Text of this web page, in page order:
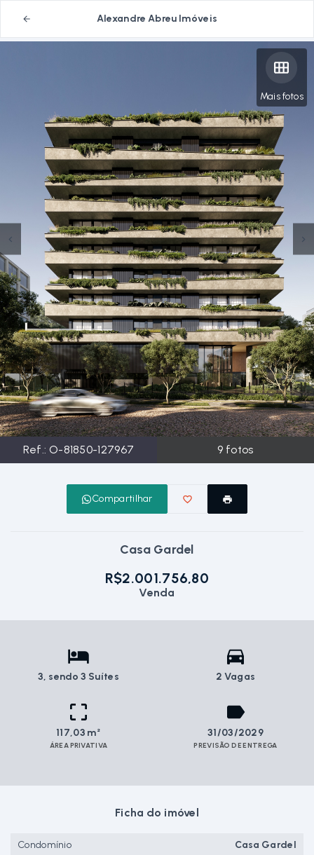
Alexandre Abreu Imóveis
Mais fotos
Ref.: O-81850-127967 9 fotos
Compartilhar
Casa Gardel
R$2.001.756,80
Venda
3, sendo 3 Suítes 2 Vagas
117,03 m²
ÁREA PRIVATIVA
31/03/2029
PREVISÃO DE ENTREGA
Ficha do imóvel
Condomínio
Casa Gardel